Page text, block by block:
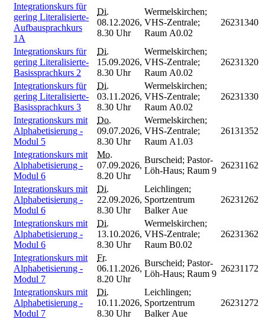
Integrationskurs für
gering Literalisierte-
Aufbausprachkurs
1A
Di.
08.12.2026,
8.30 Uhr
Wermelskirchen;
VHS-Zentrale;
Raum A0.02
26231340
Integrationskurs für
gering Literalisierte-
Basissprachkurs 2
Di.
15.09.2026,
8.30 Uhr
Wermelskirchen;
VHS-Zentrale;
Raum A0.02
26231320
Integrationskurs für
gering Literalisierte-
Basissprachkurs 3
Di.
03.11.2026,
8.30 Uhr
Wermelskirchen;
VHS-Zentrale;
Raum A0.02
26231330
Integrationskurs mit
Alphabetisierung -
Modul 5
Do.
09.07.2026,
8.30 Uhr
Wermelskirchen;
VHS-Zentrale;
Raum A1.03
26131352
Integrationskurs mit
Alphabetisierung -
Modul 6
Mo.
07.09.2026,
8.20 Uhr
Burscheid; Pastor-
Löh-Haus; Raum 9
26231162
Integrationskurs mit
Alphabetisierung -
Modul 6
Di.
22.09.2026,
8.30 Uhr
Leichlingen;
Sportzentrum
Balker Aue
26231262
Integrationskurs mit
Alphabetisierung -
Modul 6
Di.
13.10.2026,
8.30 Uhr
Wermelskirchen;
VHS-Zentrale;
Raum B0.02
26231362
Integrationskurs mit
Alphabetisierung -
Modul 7
Fr.
06.11.2026,
8.20 Uhr
Burscheid; Pastor-
Löh-Haus; Raum 9
26231172
Integrationskurs mit
Alphabetisierung -
Modul 7
Di.
10.11.2026,
8.30 Uhr
Leichlingen;
Sportzentrum
Balker Aue
26231272